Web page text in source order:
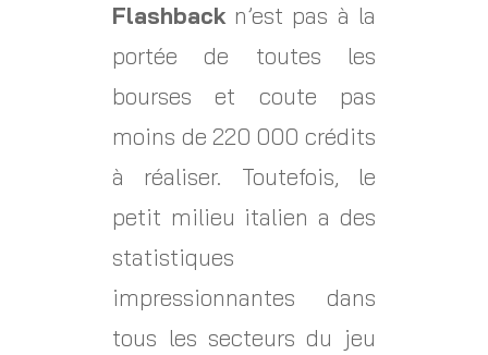
Flashbackn’est pas à la
portée de toutes les
bourses et coute pas
moins de 220 000 crédits
à réaliser. Toutefois, le
petit milieu italien a des
statistiques
impressionnantes dans
tous les secteurs du jeu